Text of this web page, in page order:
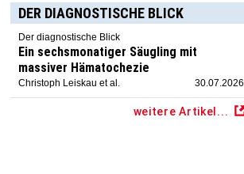
DER DIAGNOSTISCHE BLICK
Der diagnostische Blick
Ein sechsmonatiger Säugling mit
massiver Hämatochezie
Christoph Leiskau et al. 30.07.2026
weitere Artikel...